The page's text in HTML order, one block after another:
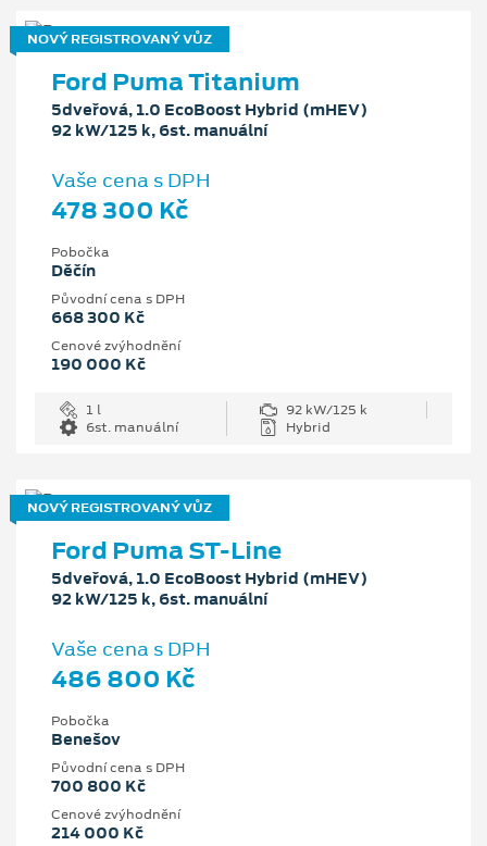
NOVÝ REGISTROVANÝ VŮZ
Ford Puma Titanium
5dveřová, 1.0 EcoBoost Hybrid (mHEV)
92 kW/125 k, 6st. manuální
Vaše cena s DPH
478 300 Kč
Pobočka
Děčín
Původní cena s DPH
668 300 Kč
Cenové zvýhodnění
190 000 Kč
1 l
92 kW/125 k
6st. manuální
Hybrid
NOVÝ REGISTROVANÝ VŮZ
Ford Puma ST-Line
5dveřová, 1.0 EcoBoost Hybrid (mHEV)
92 kW/125 k, 6st. manuální
Vaše cena s DPH
486 800 Kč
Pobočka
Benešov
Původní cena s DPH
700 800 Kč
Cenové zvýhodnění
214 000 Kč